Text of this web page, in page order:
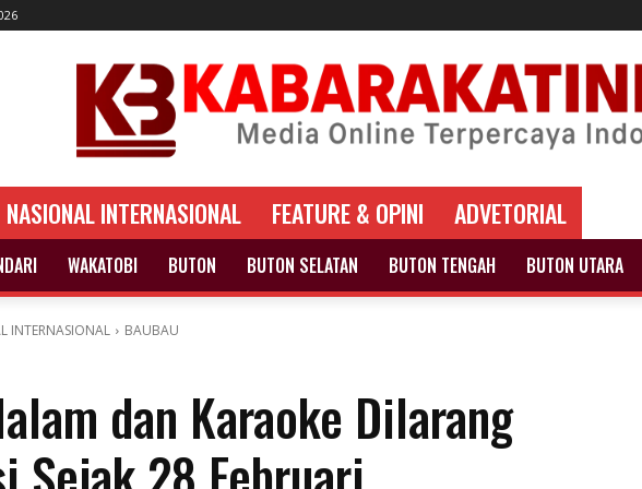
NASIONAL INTERNASIONAL FEATURE & OPINI ADVETORIAL
WAKATOBI BUTON BUTON SELATAN BUTON TENGAH BUTON UTARA
INTERNASIONAL BAUBAU
dan Karaoke Dilarang